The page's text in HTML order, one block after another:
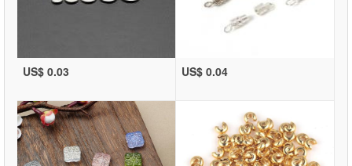
US$ 0.03 US$ 0.04